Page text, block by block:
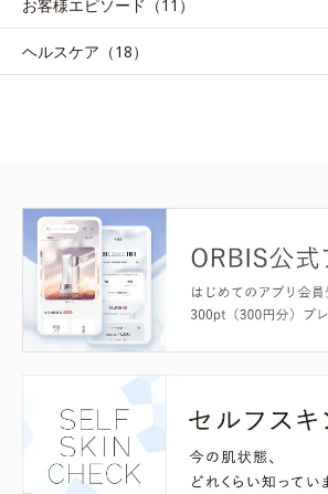
お客様エピソード（11）
ヘルスケア（18）